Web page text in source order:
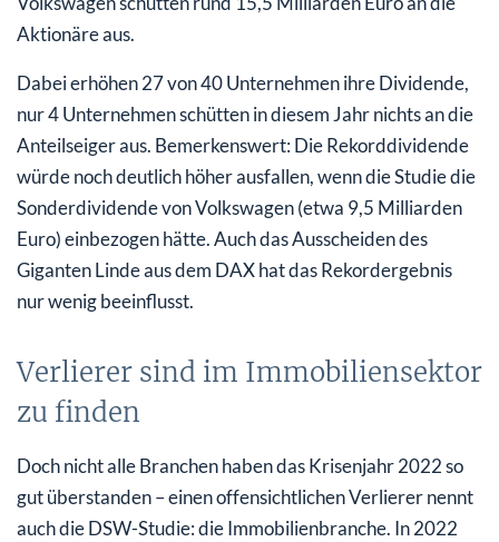
Aktionäre aus.
Dabei erhöhen 27 von 40 Unternehmen ihre Dividende,
nur 4 Unternehmen schütten in diesem Jahr nichts an die
Anteilseiger aus. Bemerkenswert: Die Rekorddividende
würde noch deutlich höher ausfallen, wenn die Studie die
Sonderdividende von Volkswagen (etwa 9,5 Milliarden
Euro) einbezogen hätte. Auch das Ausscheiden des
Giganten Linde aus dem DAX hat das Rekordergebnis
nur wenig beeinflusst.
Verlierer sind im Immobiliensektor
zu finden
Doch nicht alle Branchen haben das Krisenjahr 2022 so
gut überstanden – einen offensichtlichen Verlierer nennt
auch die DSW-Studie: die Immobilienbranche. In 2022